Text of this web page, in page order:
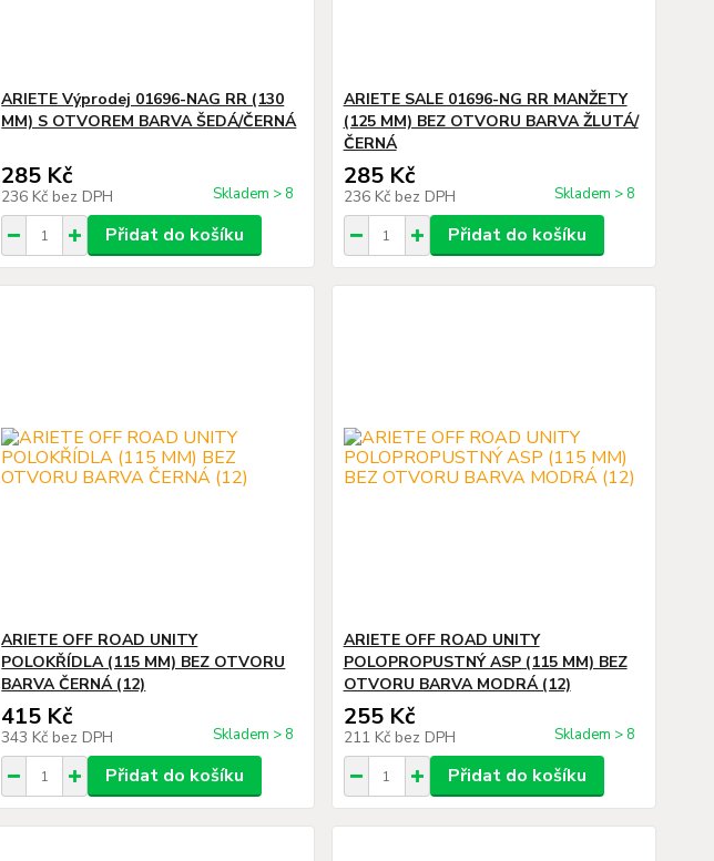
ARIETE Výprodej 01696-NAG RR (130
MM) S OTVOREM BARVA ŠEDÁ/ČERNÁ
285 Kč
236 Kč bez DPH Skladem > 8
Přidat do košíku
ARIETE SALE 01696-NG RR MANŽETY
(125 MM) BEZ OTVORU BARVA ŽLUTÁ/
ČERNÁ
285 Kč
236 Kč bez DPH Skladem > 8
Přidat do košíku
ARIETE OFF ROAD UNITY
POLOKŘÍDLA (115 MM) BEZ OTVORU
BARVA ČERNÁ (12)
415 Kč
343 Kč bez DPH Skladem > 8
Přidat do košíku
ARIETE OFF ROAD UNITY
POLOPROPUSTNÝ ASP (115 MM) BEZ
OTVORU BARVA MODRÁ (12)
255 Kč
211 Kč bez DPH Skladem > 8
Přidat do košíku